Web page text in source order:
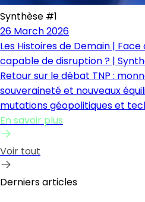
Synthèse #1
26 March 2026
Les Histoires de Demain |
capable de disruption ? |
Retour sur le débat TNP :
souveraineté et nouveaux
mutations géopolitiques et
En savoir plus
Voir tout
Derniers articles